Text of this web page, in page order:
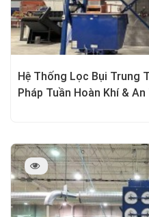
Hệ Thống Lọc Bụi Trung
Pháp Tuần Hoàn Khí &